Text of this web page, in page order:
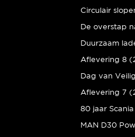
Circulair
De overstap
Aflevering 8
Dag van
Aflevering 7
MAN D30